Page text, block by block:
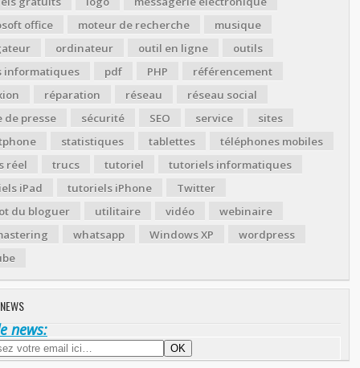
office
moteur de recherche
musique
ordinateur outil en ligne
outils
informatiques
pdf PHP
référencement
réparation réseau
réseau social
de presse
sécurité SEO service
sites
statistiques tablettes
téléphones mobiles
réel
trucs tutoriel
tutoriels informatiques
iPad
tutoriels iPhone
Twitter
du bloguer
utilitaire vidéo
webinaire
whatsapp Windows XP
wordpress
news: